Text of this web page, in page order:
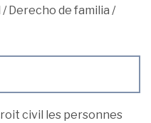
/ Derecho de familia /
civil les personnes